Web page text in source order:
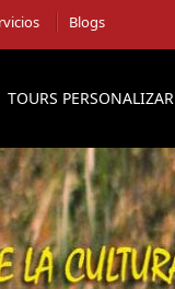
Blogs
TOURS PERSONALIZAR